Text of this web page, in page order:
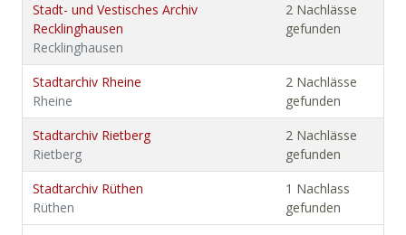
Stadt- und Vestisches Archiv
Recklinghausen
Recklinghausen
2 Nachlässe
gefunden
Stadtarchiv Rheine
Rheine
2 Nachlässe
gefunden
Stadtarchiv Rietberg
Rietberg
2 Nachlässe
gefunden
Stadtarchiv Rüthen
Rüthen
1 Nachlass
gefunden